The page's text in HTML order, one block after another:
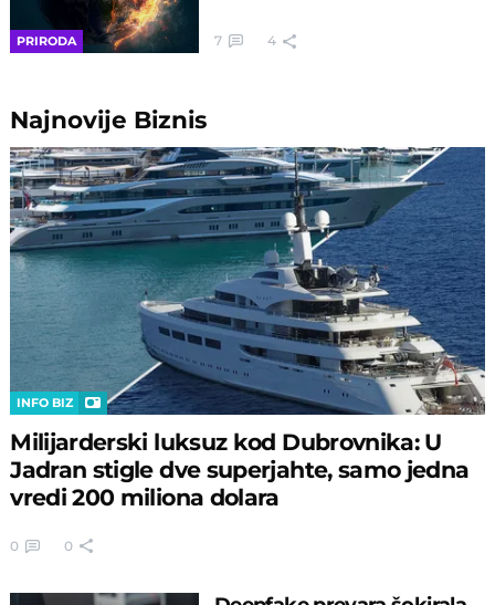
PRIRODA 7 4
Najnovije Biznis
INFO BIZ
Milijarderski luksuz kod Dubrovnika: U
Jadran stigle dve superjahte, samo jedna
vredi 200 miliona dolara
0 0